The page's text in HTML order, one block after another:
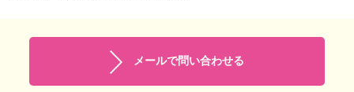
メールで問い合わせる